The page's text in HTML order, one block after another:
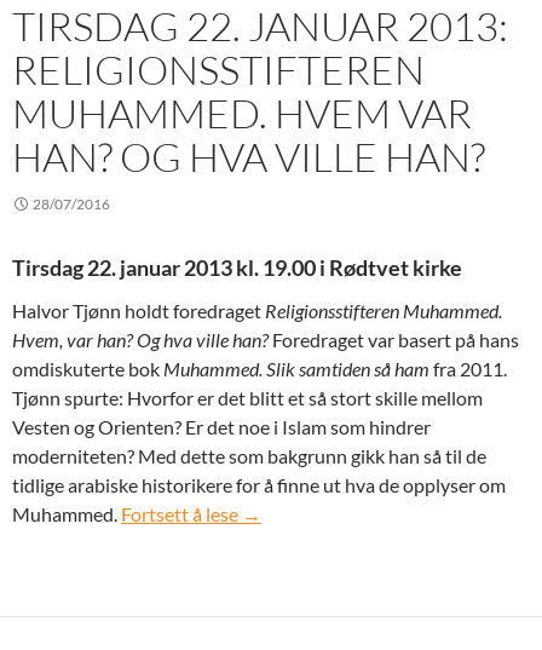
TIRSDAG 22. JANUAR 2013:
RELIGIONSSTIFTEREN
MUHAMMED. HVEM VAR
HAN? OG HVA VILLE HAN?
28/07/2016
Tirsdag 22. januar 2013 kl. 19.00 i Rødtvet kirke
Halvor Tjønn holdt foredraget Religionsstifteren Muhammed.
Hvem, var han? Og hva ville han?Foredraget var basert på hans
omdiskuterte bok Muhammed. Slik samtiden så ham fra 2011.
Tjønn spurte: Hvorfor er det blitt et så stort skille mellom
Vesten og Orienten? Er det noe i Islam som hindrer
moderniteten? Med dette som bakgrunn gikk han så til de
tidlige arabiske historikere for å finne ut hva de opplyser om
Muhammed. Fortsett å lese Tirsdag 22. januar 2013:
→